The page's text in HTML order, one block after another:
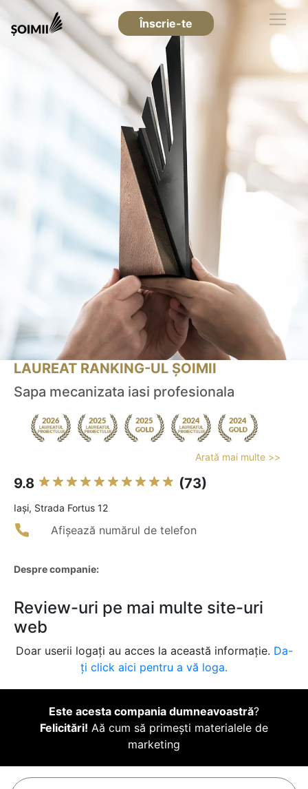
Înscrie-te
LAUREAT RANKING-UL ȘOIMII
Sapa mecanizata iasi profesionala
Arată mai multe >>
9.8 (73)
Iaşi, Strada Fortus 12
Afișează numărul de telefon
Despre companie:
Review-uri pe mai multe site-uri
web
Doar userii logați au acces la această informație. Da-
ți click aici pentru a vă loga.
Este acesta compania dumneavoastră?
Felicitări! Aă cum să primești materialele de
marketing